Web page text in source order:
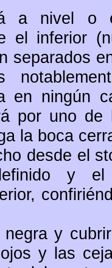
a nivel o
el inferior
separados
en ningún
por uno
la boca
desde el
y
y
y las